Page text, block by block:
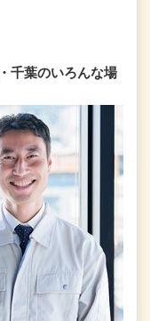
千葉のいろんな場